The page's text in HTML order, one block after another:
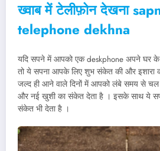
ख्वाब में टेलीफ़ोन देखना
telephone dekhna
यदि सपने में आपको एक deskphone अपने घर
तो ये सपना आपके लिए शुभ संकेत की और इशारा
जल्द ही आने वाले दिनों में आपको लंबे समय से चल
और नई खुशी का संकेत देता है । इसके साथ ये
संकेत भी देता है ।